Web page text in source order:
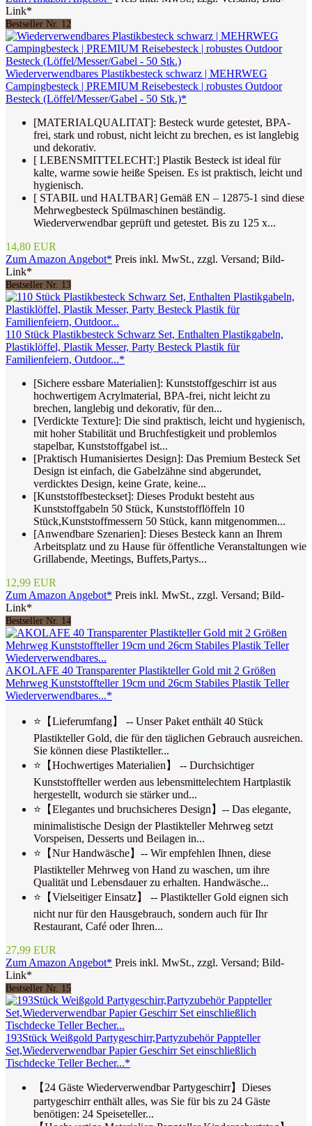
Link*
Bestseller Nr. 12
Wiederverwendbares Plastikbesteck schwarz | MEHRWEG
Campingbesteck | PREMIUM Reisebesteck | robustes Outdoor
Besteck (Löffel/Messer/Gabel - 50 Stk.)*
[MATERIALQUALITAT]: Besteck wurde getestet, BPA-
frei, stark und robust, nicht leicht zu brechen, es ist langlebig
und dekorativ.
[ LEBENSMITTELECHT:] Plastik Besteck ist ideal für
kalte, warme sowie heiße Speisen. Es ist praktisch, leicht und
hygienisch.
[ STABIL und HALTBAR] Gemäß EN – 12875-1 sind diese
Mehrwegbesteck Spülmaschinen beständig.
Wiederverwendbar geprüft und getestet. Bis zu 125 x...
14,80 EUR
Zum Amazon Angebot* Preis inkl. MwSt., zzgl. Versand; Bild-
Link*
Bestseller Nr. 13
110 Stück Plastikbesteck Schwarz Set, Enthalten Plastikgabeln,
Plastiklöffel, Plastik Messer, Party Besteck Plastik für
Familienfeiern, Outdoor...*
[Sichere essbare Materialien]: Kunststoffgeschirr ist aus
hochwertigem Acrylmaterial, BPA-frei, nicht leicht zu
brechen, langlebig und dekorativ, für den...
[Verdickte Texture]: Die sind praktisch, leicht und hygienisch,
mit hoher Stabilität und Bruchfestigkeit und problemlos
stapelbar, Kunststoffgabel ist...
[Praktisch Humanisiertes Design]: Das Premium Besteck Set
Design ist einfach, die Gabelzähne sind abgerundet,
verdicktes Design, keine Grate, keine...
[Kunststoffbesteckset]: Dieses Produkt besteht aus
Kunststoffgabeln 50 Stück, Kunststofflöffeln 10
Stück,Kunststoffmessern 50 Stück, kann mitgenommen...
[Anwendbare Szenarien]: Dieses Besteck kann an Ihrem
Arbeitsplatz und zu Hause für öffentliche Veranstaltungen wie
Grillabende, Meetings, Buffets,Partys...
12,99 EUR
Zum Amazon Angebot* Preis inkl. MwSt., zzgl. Versand; Bild-
Link*
Bestseller Nr. 14
AKOLAFE 40 Transparenter Plastikteller Gold mit 2 Größen
Mehrweg Kunststoffteller 19cm und 26cm Stabiles Plastik Teller
Wiederverwendbares...*
⭐【Lieferumfang】 -- Unser Paket enthält 40 Stück
Plastikteller Gold, die für den täglichen Gebrauch ausreichen.
Sie können diese Plastikteller...
⭐【Hochwertiges Materialien】 -- Durchsichtiger
Kunststoffteller werden aus lebensmittelechtem Hartplastik
hergestellt, wodurch sie stärker und...
⭐【Elegantes und bruchsicheres Design】-- Das elegante,
minimalistische Design der Plastikteller Mehrweg setzt
Vorspeisen, Desserts und Beilagen in...
⭐【Nur Handwäsche】-- Wir empfehlen Ihnen, diese
Plastikteller Mehrweg von Hand zu waschen, um ihre
Qualität und Lebensdauer zu erhalten. Handwäsche...
⭐【Vielseitiger Einsatz】 -- Plastikteller Gold eignen sich
nicht nur für den Hausgebrauch, sondern auch für Ihr
Restaurant, Café oder Ihren...
27,99 EUR
Zum Amazon Angebot* Preis inkl. MwSt., zzgl. Versand; Bild-
Link*
Bestseller Nr. 15
193Stück Weißgold Partygeschirr,Partyzubehör Pappteller
Set,Wiederverwendbar ​Papier Geschirr Set einschließlich
Tischdecke Teller Becher...*
【24 Gäste Wiederverwendbar Partygeschirr】Dieses
partygeschirr enthält alles, was Sie für bis zu 24 Gäste
benötigen: 24 Speiseteller...